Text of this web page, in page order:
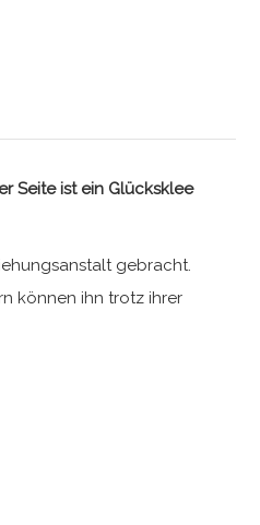
Seite ist ein Glücksklee
gebracht.
können ihn trotz ihrer